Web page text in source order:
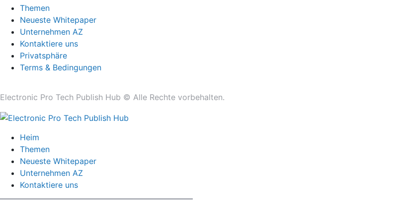
Themen
Neueste Whitepaper
Unternehmen AZ
Kontaktiere uns
Privatsphäre
Terms & Bedingungen
Electronic Pro Tech Publish Hub © Alle Rechte vorbehalten.
Heim
Themen
Neueste Whitepaper
Unternehmen AZ
Kontaktiere uns